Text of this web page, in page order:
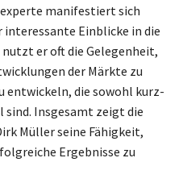
manifestiert sich
interessante Einblicke in die
er oft die Gelegenheit,
der Märkte zu
entwickeln, die sowohl kurz-
Insgesamt zeigt die
Müller seine Fähigkeit,
Ergebnisse zu